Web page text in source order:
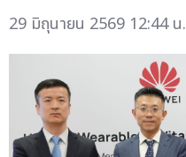
29 มิถุนายน 2569 12:44 น.